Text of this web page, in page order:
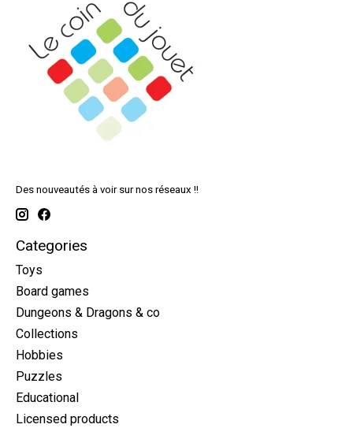
Des nouveautés à voir sur nos réseaux !!
Categories
Toys
Board games
Dungeons & Dragons & co
Collections
Hobbies
Puzzles
Educational
Licensed products